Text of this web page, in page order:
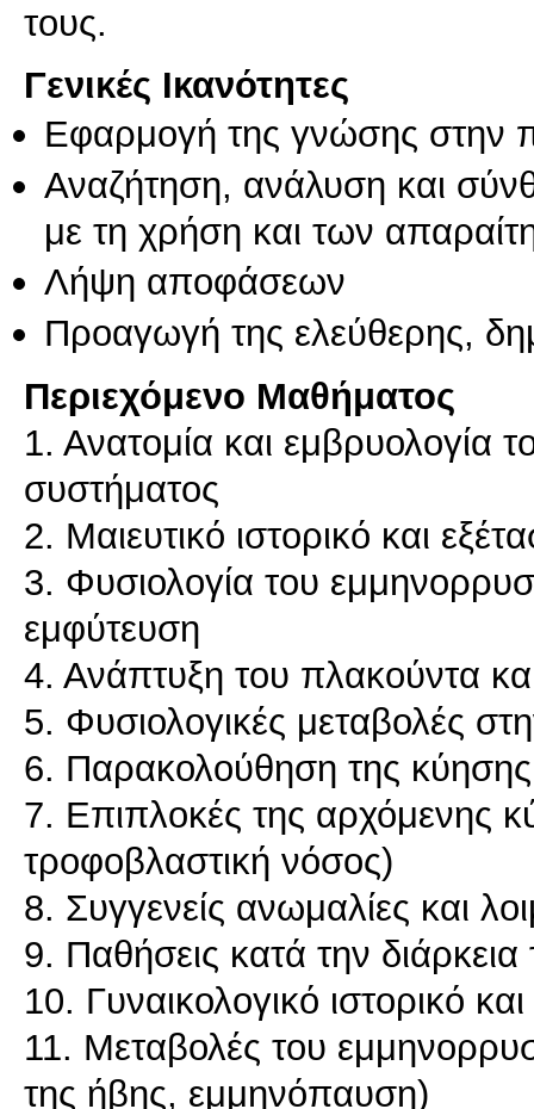
τους.
Γενικές Ικανότητες
Εφαρμογή της γνώσης στην
Αναζήτηση, ανάλυση και
με τη χρήση και των
Λήψη αποφάσεων
Προαγωγή της ελεύθερης,
Περιεχόμενο Μαθήματος
1. Ανατομία και εμβρυολογία
συστήματος
2. Μαιευτικό ιστορικό και
3. Φυσιολογία του
εμφύτευση
4. Ανάπτυξη του πλακούντα
5. Φυσιολογικές μεταβολές
6. Παρακολούθηση της κύησης
7. Επιπλοκές της αρχόμενης
τροφοβλαστική νόσος)
8. Συγγενείς ανωμαλίες και
9. Παθήσεις κατά την
10. Γυναικολογικό ιστορικό
11. Μεταβολές του
της ήβης, εμμηνόπαυση)